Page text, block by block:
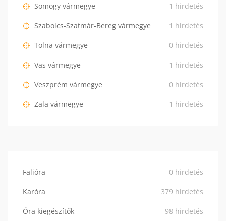
Somogy vármegye 1 hirdetés
Szabolcs-Szatmár-Bereg vármegye 1 hirdetés
Tolna vármegye 0 hirdetés
Vas vármegye 1 hirdetés
Veszprém vármegye 0 hirdetés
Zala vármegye 1 hirdetés
Falióra 0 hirdetés
Karóra 379 hirdetés
Óra kiegészítők 98 hirdetés